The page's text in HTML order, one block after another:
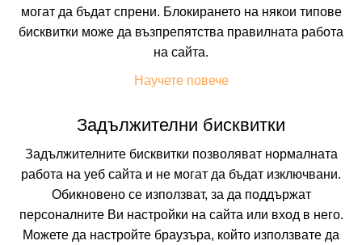
Искате да получавате първи най-новите и най-
добрите ни предложения и специални
отстъпки?
Абонирайте се за нашия бюлетин сега !
могат да бъдат спрени. Блокирането на някои типове
бисквитки може да възпрепятства правилната работа
на сайта.
Научете повече
Задължителни бисквитки
Задължителните бисквитки позволяват нормалната
работа на уеб сайта и не могат да бъдат изключвани.
Обикновено се използват, за да поддържат
персоналните Ви настройки на сайта или вход в него.
Можете да настройте браузъра, който използвате да